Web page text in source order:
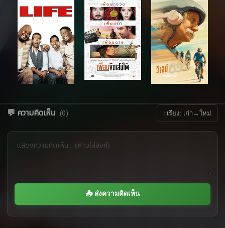
💬 ความคิดเห็น (0) ↕ เรียง: เก่า→ใหม่
📤 ส่งความคิดเห็น